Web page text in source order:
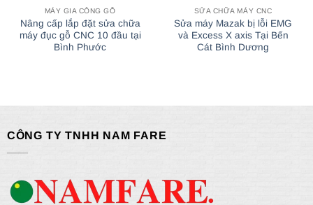
MÁY GIA CÔNG GỖ
Nâng cấp lắp đặt sửa chữa
máy đục gỗ CNC 10 đầu tại
Bình Phước
SỬA CHỮA MÁY CNC
Sửa máy Mazak bị lỗi EMG
và Excess X axis Tại Bến
Cát Bình Dương
CÔNG TY TNHH NAM FARE